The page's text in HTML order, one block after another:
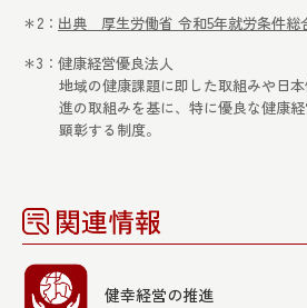
＊2： 出典 厚生労働省 令和5年就労条件総
＊3：健康経営優良法人
地域の健康課題に即した取組みや日
進の取組みを基に、特に優良な健康
顕彰する制度。
関連情報
健幸経営の推進